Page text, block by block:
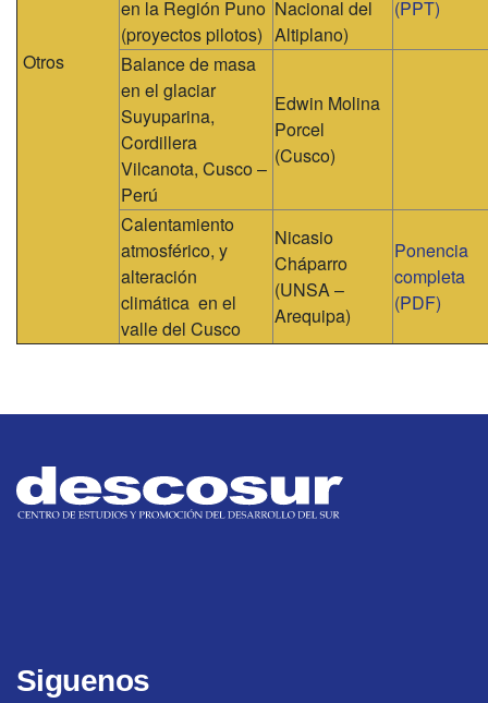
Otros
en la Región Puno
(proyectos pilotos)
Nacional del
Altiplano)
(PPT)
Balance de masa
en el glaciar
Suyuparina,
Cordillera
Vilcanota, Cusco –
Perú
Edwin Molina
Porcel
(Cusco)
Calentamiento
atmosférico, y
alteración
climática en el
valle del Cusco
Nicasio
Cháparro
(UNSA –
Arequipa)
Ponencia
completa
(PDF)
Siguenos